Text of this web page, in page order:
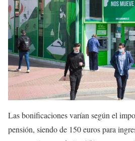
Las bonificaciones varían según el
pensión, siendo de 150 euros para